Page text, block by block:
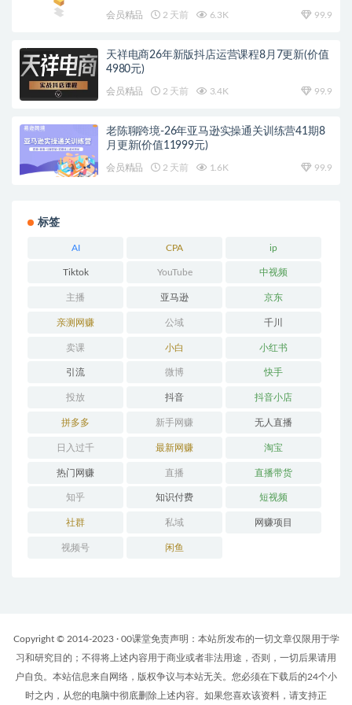
会员精品 2 天前 6.3K 99.9
天祥电商26年新版抖店运营课程8月7更新(价值
4980元)
会员精品 2 天前 3.4K 99.9
老陈聊跨境-26年亚马逊实操通关训练营41期8
月更新(价值11999元)
会员精品 2 天前 1.6K 99.9
标签
AI CPA ip
Tiktok YouTube 中视频
主播 亚马逊 京东
亲测网赚 公域 千川
卖课 小白 小红书
引流 微博 快手
投放 抖音 抖音小店
拼多多 新手网赚 无人直播
日入过千 最新网赚 淘宝
热门网赚 直播 直播带货
知乎 知识付费 短视频
社群 私域 网赚项目
视频号 闲鱼
Copyright © 2014-2023 · 00课堂免责声明：本站所发布的一切文章仅限用于学
习和研究目的；不得将上述内容用于商业或者非法用途，否则，一切后果请用
户自负。本站信息来自网络，版权争议与本站无关。您必须在下载后的24个小
时之内，从您的电脑中彻底删除上述内容。如果您喜欢该资料，请支持正